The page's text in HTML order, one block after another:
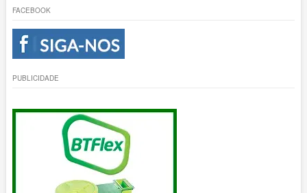
FACEBOOK
PUBLICIDADE